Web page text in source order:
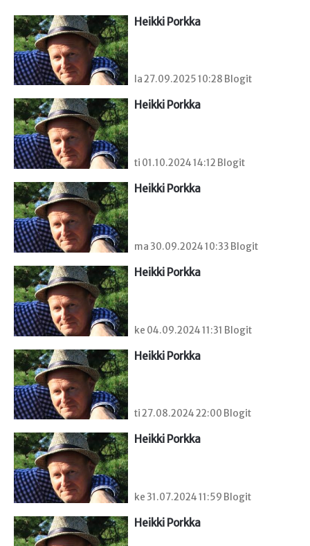
Heikki Porkka
la 27.09.2025 10:28 Blogit
Heikki Porkka
ti 01.10.2024 14:12 Blogit
Heikki Porkka
ma 30.09.2024 10:33 Blogit
Heikki Porkka
ke 04.09.2024 11:31 Blogit
Heikki Porkka
ti 27.08.2024 22:00 Blogit
Heikki Porkka
ke 31.07.2024 11:59 Blogit
Heikki Porkka